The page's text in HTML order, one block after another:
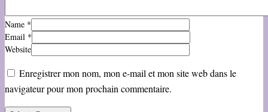
Name *
Email *
Website
Enregistrer mon nom, mon e-mail et mon site web dans le
navigateur pour mon prochain commentaire.